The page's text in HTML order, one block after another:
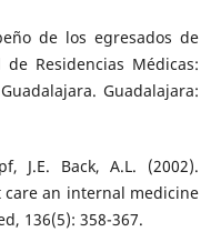
de los egresados de
Residencias Médicas:
Guadalajara:
J.E. Back, A.L. (2002).
an internal medicine
136(5): 358-367.